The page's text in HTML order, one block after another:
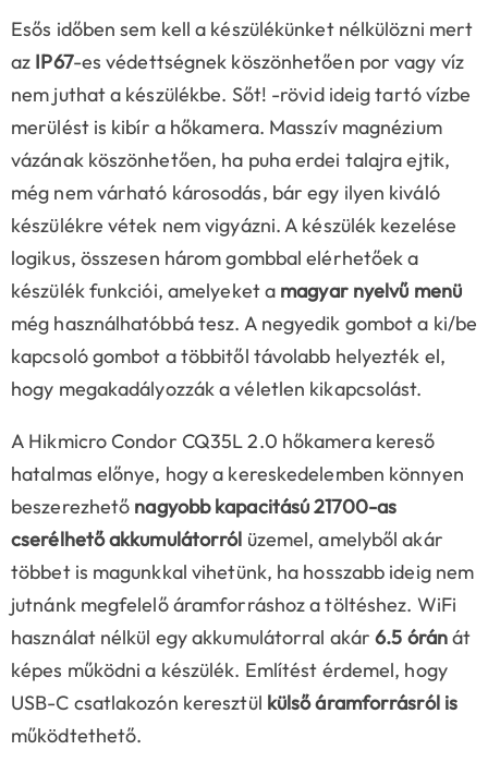
Esős időben sem kell a készülékünket nélkülözni mert
az IP67-es védettségnek köszönhetően por vagy víz
nem juthat a készülékbe. Sőt! -rövid ideig tartó vízbe
merülést is kibír a hőkamera. Masszív magnézium
vázának köszönhetően, ha puha erdei talajra ejtik,
még nem várható károsodás, bár egy ilyen kiváló
készülékre vétek nem vigyázni. A készülék kezelése
logikus, összesen három gombbal elérhetőek a
készülék funkciói, amelyeket a magyar nyelvű menü
még használhatóbbá tesz. A negyedik gombot a ki/be
kapcsoló gombot a többitől távolabb helyezték el,
hogy megakadályozzák a véletlen kikapcsolást.
A Hikmicro Condor CQ35L 2.0 hőkamera kereső
hatalmas előnye, hogy a kereskedelemben könnyen
beszerezhető nagyobb kapacitású 21700-as
cserélhető akkumulátorról üzemel, amelyből akár
többet is magunkkal vihetünk, ha hosszabb ideig nem
jutnánk megfelelő áramforráshoz a töltéshez. WiFi
használat nélkül egy akkumulátorral akár 6.5 óránát
képes működni a készülék. Említést érdemel, hogy
USB-C csatlakozón keresztül külső áramforrásról is
működtethető.